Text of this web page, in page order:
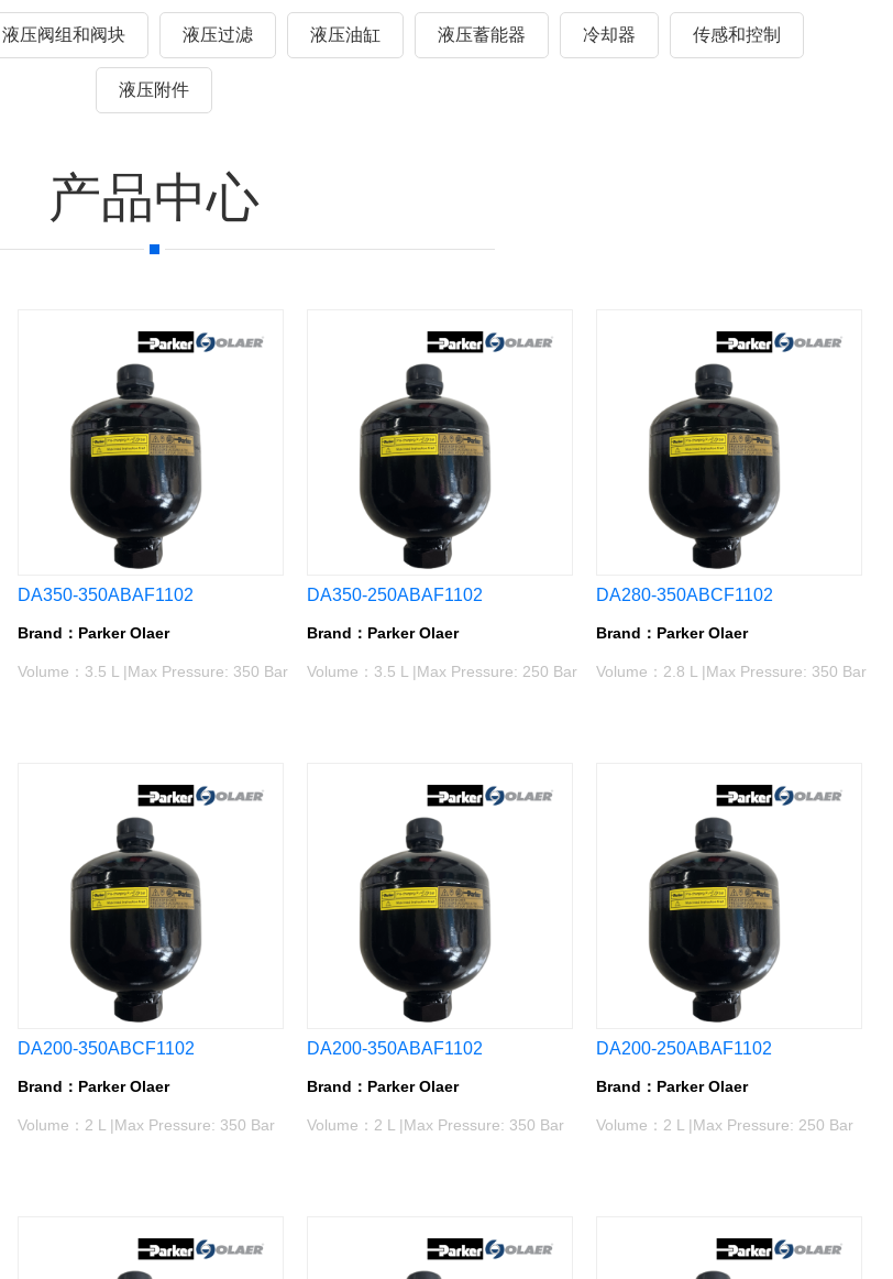
液压阀组和阀块 液压过滤 液压油缸 液压蓄能器 冷却器 传感和控制
液压附件
产品中心
DA350-350ABAF1102
Brand：Parker Olaer
Volume：3.5 L |Max Pressure: 350 Bar
DA350-250ABAF1102
Brand：Parker Olaer
Volume：3.5 L |Max Pressure: 250 Bar
DA280-350ABCF1102
Brand：Parker Olaer
Volume：2.8 L |Max Pressure: 350 Bar
DA200-350ABCF1102
Brand：Parker Olaer
Volume：2 L |Max Pressure: 350 Bar
DA200-350ABAF1102
Brand：Parker Olaer
Volume：2 L |Max Pressure: 350 Bar
DA200-250ABAF1102
Brand：Parker Olaer
Volume：2 L |Max Pressure: 250 Bar